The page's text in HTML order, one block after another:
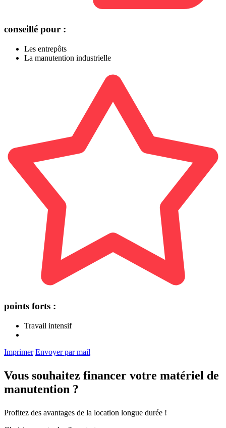
conseillé pour :
Les entrepôts
La manutention industrielle
points forts :
Travail intensif
Imprimer Envoyer par mail
Vous souhaitez financer votre matériel de
manutention ?
Profitez des avantages de la location longue durée !